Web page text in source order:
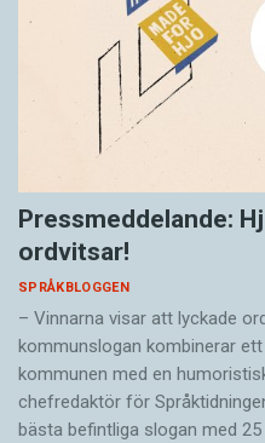
Pressmeddelande:
ordvitsar!
SPRÅKBLOGGEN
– Vinnarna visar att lyckade
kommunslogan kombinerar
kommunen med en
chefredaktör för
bästa befintliga slogan med